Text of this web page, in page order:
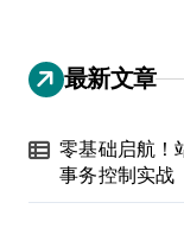
最新文章
零基础启航！
事务控制实战